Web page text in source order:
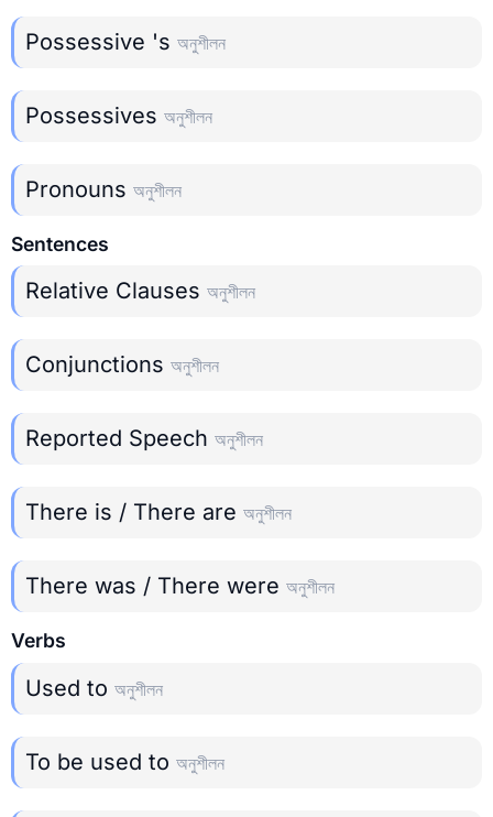
Possessive 's অনুশীলন
Possessives অনুশীলন
Pronouns অনুশীলন
Sentences
Relative Clauses অনুশীলন
Conjunctions অনুশীলন
Reported Speech অনুশীলন
There is / There are অনুশীলন
There was / There were অনুশীলন
Verbs
Used to অনুশীলন
To be used to অনুশীলন